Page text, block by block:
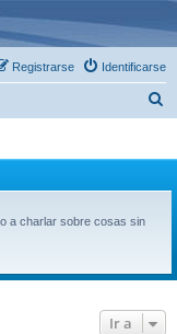
Identificarse
Registrarse
a charlar sobre cosas sin
Ir a